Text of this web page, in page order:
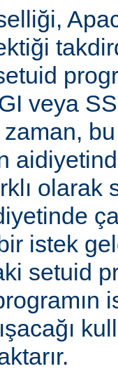
veya
zaman,
olarak
istek
setuid